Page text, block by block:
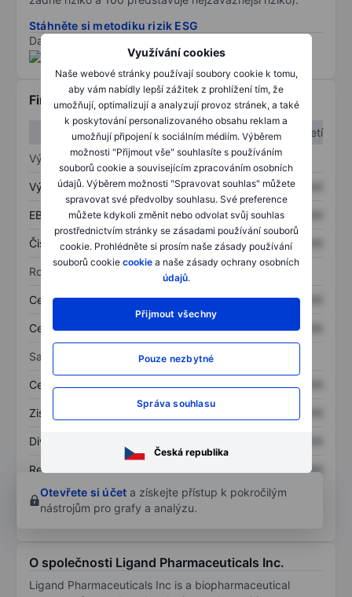
Využívání cookies
Naše webové stránky používají soubory cookie k tomu,
aby vám nabídly lepší zážitek z prohlížení tím, že
umožňují, optimalizují a analyzují provoz stránek, a také
k poskytování personalizovaného obsahu reklam a
umožňují připojení k sociálním médiím. Výběrem
možnosti "Přijmout vše" souhlasíte s používáním
souborů cookie a souvisejícím zpracováním osobních
údajů. Výběrem možnosti "Spravovat souhlas" můžete
spravovat své předvolby souhlasu. Své preference
můžete kdykoli změnit nebo odvolat svůj souhlas
prostřednictvím stránky se zásadami používání souborů
cookie. Prohlédněte si prosím naše zásady používání
souborů cookie cookie a naše zásady ochrany osobních
údajů.
Přijmout všechny
Pouze nezbytné
Správa souhlasu
Česká republika
Stáhněte si metodiku rizik ESG
Data poskytnuta od
Finanční informace
1. čtvrtletí
2. čtvrtletí
Výkaz zisku a ztráty
Výnos XXXXXXX XXXXXXX
EBITDA XXXXXXX XXXXXXX
Čistý příjem XXXXXXX XXXXXXX
Rozvaha
Celková aktiva XXXXXXX XXXXXXX
Celkový dluh XXXXXXX XXXXXXX
Sazby
Cena/tržby XXXXXXX XXXXXXX
Zisk na akcii
Dividenda na akcii
Rentabilita kapitálu
XXXXXXX
Otevřete si účet a získejte přístup k pokročilým
nástrojům pro grafy a analýzu.
O společnosti Ligand Pharmaceuticals Inc.
Ligand Pharmaceuticals Inc is a biopharmaceutical